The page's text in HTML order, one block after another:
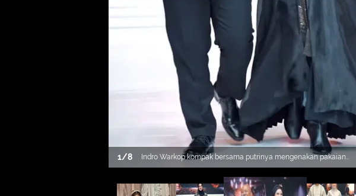
1/8
Indro Warkop kompak bersama putrinya mengenakan pakaian
serba hitam dari koleksi Zaskia Sungkar. Indro mengenakan baju
koko dan putrinya tampil dengan hijab dan busana hitam.
[@zaskiasungkar15]